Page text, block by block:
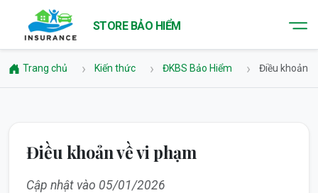
STORE BẢO HIỂM
Trang chủ Kiến thức ĐKBS Bảo Hiểm Điều khoản
Điều khoản về vi phạm
Cập nhật vào 05/01/2026